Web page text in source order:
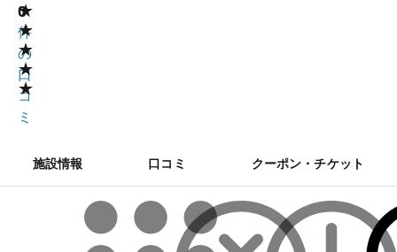
★
★
★
★
★
0
0
件
の
口
コ
ミ
施設情報 口コミ クーポン・チケット